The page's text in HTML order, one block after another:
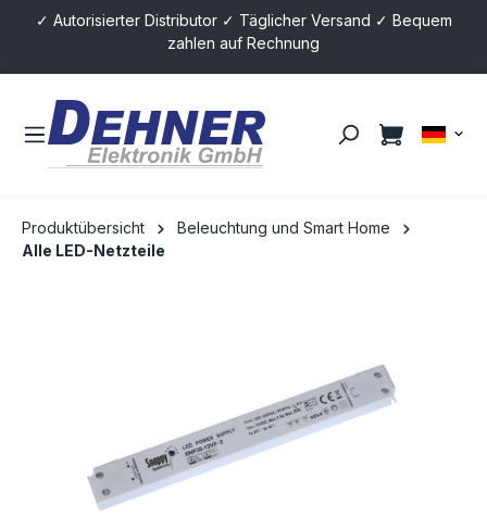
springen
✓ Autorisierter Distributor ✓ Täglicher Versand ✓ Bequem
zahlen auf Rechnung
Produktübersicht
Beleuchtung und Smart Home
Alle LED-Netzteile